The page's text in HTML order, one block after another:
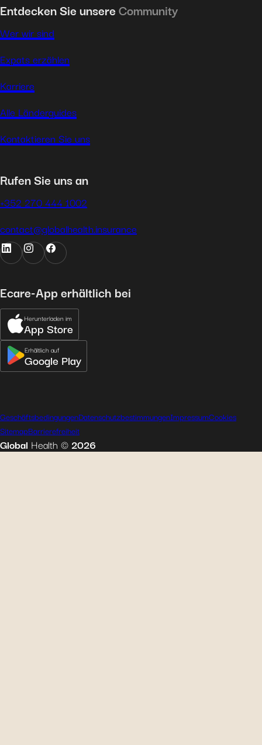
Entdecken Sie unsereCommunity
Wer wir sind
Expats erzählen
Karriere
Alle Länderguides
Kontaktieren Sie uns
Rufen Sie uns an
+352 270 444 1002
contact@globalhealth.insurance
Ecare-App erhältlich bei
Herunterladen im
App Store
Erhältlich auf
Google Play
Global Health ©2026
GeschäftsbedingungenDatenschutzbestimmungenImpressumCookies
SitemapBarrierefreiheit